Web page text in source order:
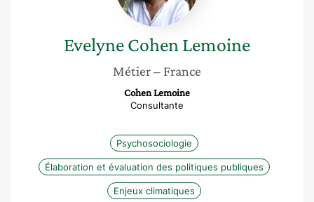
EvelyneCohen Lemoine
Métier– France
Cohen Lemoine
Consultante
Psychosociologie
Élaboration et évaluation des politiques publiques
Enjeux climatiques